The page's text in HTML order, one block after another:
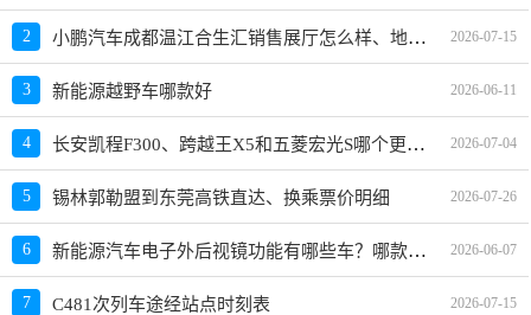
2 小鹏汽车成都温江合生汇销售展厅怎么样、地址、电话、上班时间查询 2026-07-15
3 新能源越野车哪款好 2026-06-11
4 长安凯程F300、跨越王X5和五菱宏光S哪个更值得买？性价比、配置对比 2026-07-04
5 锡林郭勒盟到东莞高铁直达、换乘票价明细 2026-07-26
6 新能源汽车电子外后视镜功能有哪些车？哪款好？价格多少？ 2026-06-07
7 C481次列车途经站点时刻表 2026-07-15